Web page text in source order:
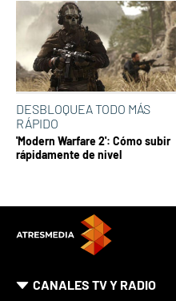
DESBLOQUEA TODO MÁS
RÁPIDO
'Modern Warfare 2': Cómo subir
rápidamente de nivel
CANALES TV Y RADIO